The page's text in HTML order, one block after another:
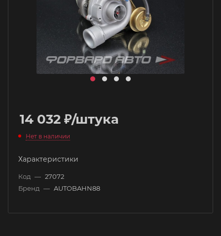
14 032 ₽/штука
Нет в наличии
Характеристики
Код — 27072
Бренд — AUTOBAHN88